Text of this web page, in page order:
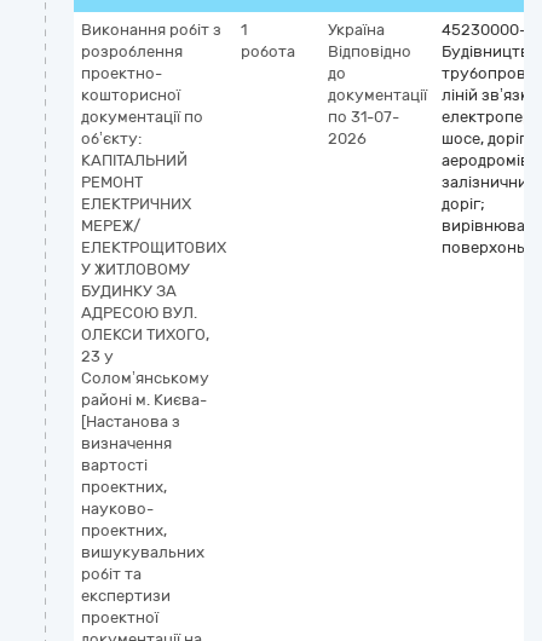
Виконання робіт з
розроблення
проектно-
кошторисної
документації по
об’єкту:
КАПІТАЛЬНИЙ
РЕМОНТ
ЕЛЕКТРИЧНИХ
МЕРЕЖ/
ЕЛЕКТРОЩИТОВИХ
У ЖИТЛОВОМУ
БУДИНКУ ЗА
АДРЕСОЮ ВУЛ.
ОЛЕКСИ ТИХОГО,
23 у
Солом’янському
районі м. Києва-
[Настанова з
визначення
вартості
проектних,
науково-
проектних,
вишукувальних
робіт та
експертизи
проектної
1
робота
Україна
Відповідно
до
документації
по 31-07-
2026
45230000-8
Будівництво
ліній
шосе, доріг,
аеродромів і
залізничних
доріг;
поверхонь